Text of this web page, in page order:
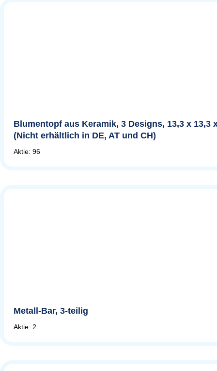
Blumentopf aus Keramik, 3 Designs, 13,3 x 13,3
(Nicht erhältlich in DE, AT und CH)
Aktie: 96
Metall-Bar, 3-teilig
Aktie: 2